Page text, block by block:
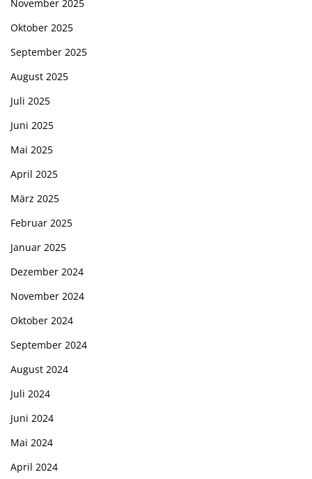
November 2025
Oktober 2025
September 2025
August 2025
Juli 2025
Juni 2025
Mai 2025
April 2025
März 2025
Februar 2025
Januar 2025
Dezember 2024
November 2024
Oktober 2024
September 2024
August 2024
Juli 2024
Juni 2024
Mai 2024
April 2024